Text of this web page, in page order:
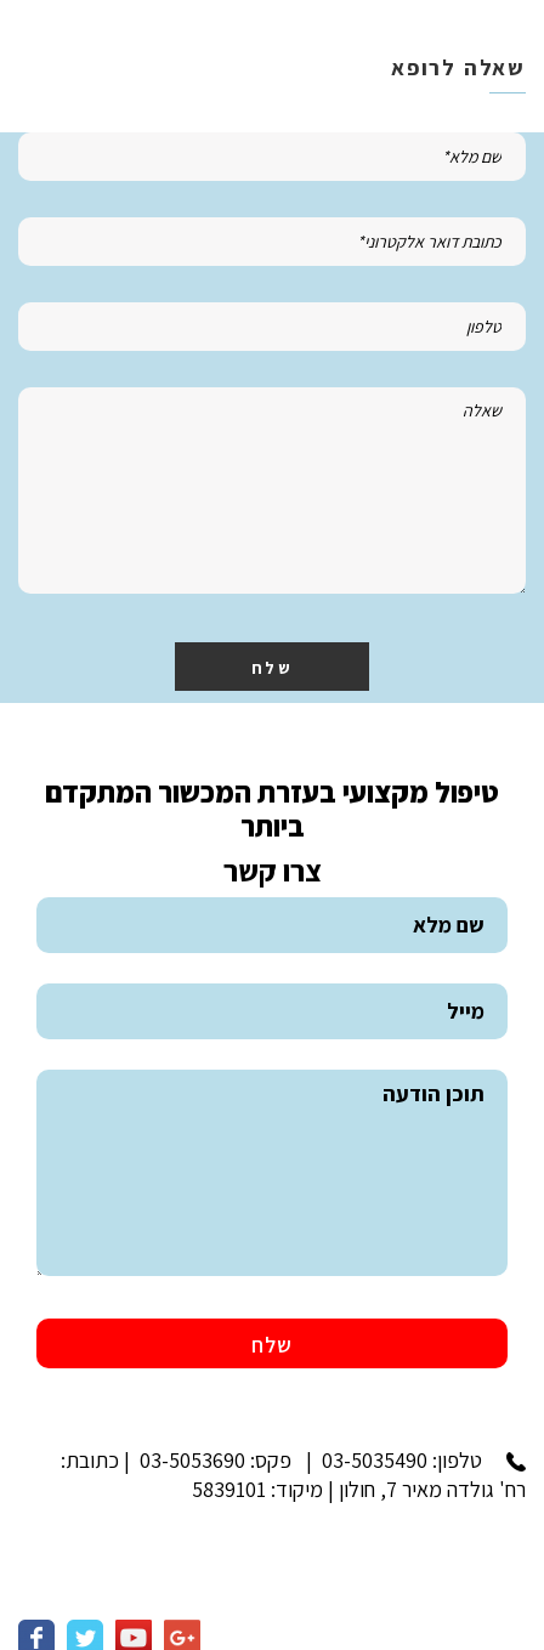
שאלה לרופא
שלח
טיפול מקצועי בעזרת המכשור המתקדם
ביותר
צרו קשר
טלפון: 03-5035490
| פקס: 03-5053690 | כתובת:
רח' גולדה מאיר 7, חולון | מיקוד: 5839101